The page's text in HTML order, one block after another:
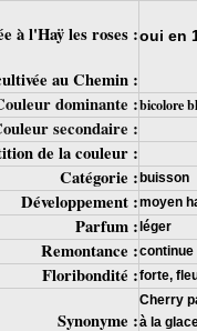
à l'Haÿ les roses :
au Chemin :
oui en
dominante :bicolore
secondaire :
de la couleur :
Catégorie : buisson
Développement :moyen
Parfum : léger
Remontance :continue
Floribondité :forte,
Synonyme :
Cherry
à la